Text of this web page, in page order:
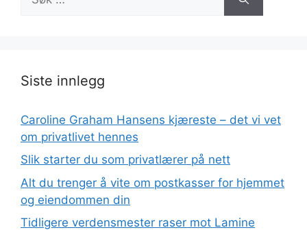
etter:
Siste innlegg
Caroline Graham Hansens kjæreste – det vi vet
om privatlivet hennes
Slik starter du som privatlærer på nett
Alt du trenger å vite om postkasser for hjemmet
og eiendommen din
Tidligere verdensmester raser mot Lamine